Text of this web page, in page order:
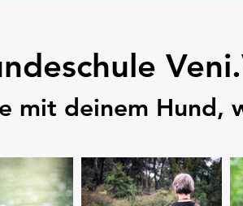
mit deinem Hund,